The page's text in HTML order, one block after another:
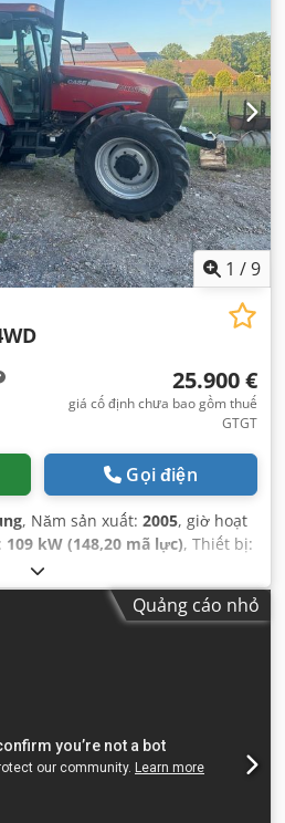
1 /9
25.900 €
giá cố định chưa bao gồm thuế
GTGT
Gọi điện
, Năm sản xuất: 2005, giờ hoạt
109 kW (148,20 mã lực), Thiết bị:
bánh, điều hòa không khí
Quảng cáo nhỏ